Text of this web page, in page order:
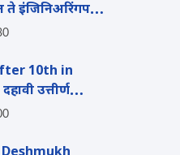
ते इंजिनिअरिंगपर्यंत
मुलांसाठी
10th in
उत्तीर्ण
सरकारच्या